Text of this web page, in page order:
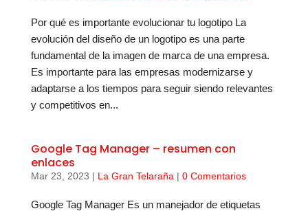
Por qué es importante evolucionar tu logotipo La
evolución del diseño de un logotipo es una parte
fundamental de la imagen de marca de una empresa.
Es importante para las empresas modernizarse y
adaptarse a los tiempos para seguir siendo relevantes
y competitivos en...
Google Tag Manager – resumen con
enlaces
Mar 23, 2023 | La Gran Telaraña | 0 Comentarios
Google Tag Manager Es un manejador de etiquetas